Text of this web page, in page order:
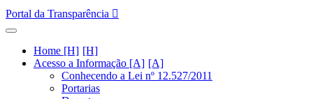
Portal da Transparência
Home [H]
Acesso a Informação [A]
Conhecendo a Lei nº 12.527/2011
Portarias